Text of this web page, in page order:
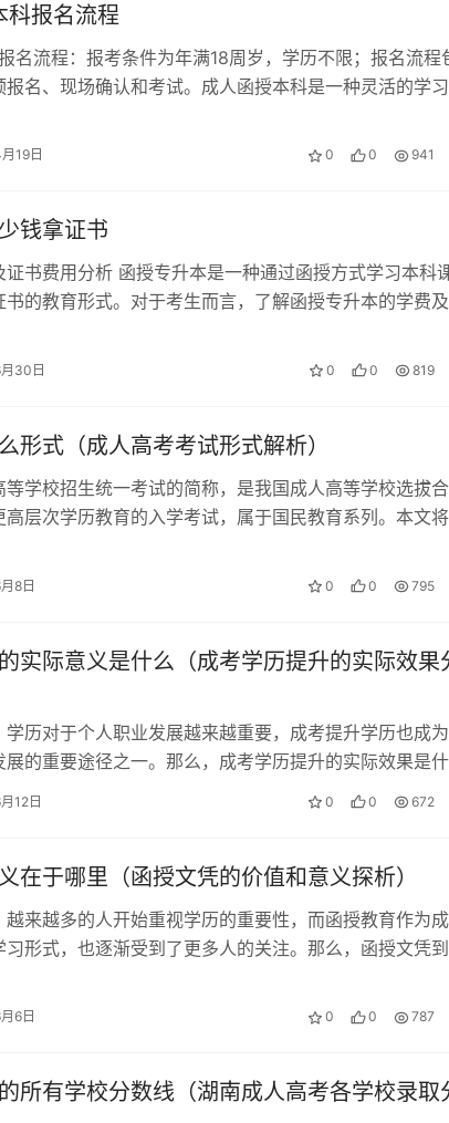
报名流程
名流程：报考条件为年满18周岁，学历不限；报名流程
名、现场确认和考试。成人函授本科是一种灵活的学习
19日 0 0 941
钱拿证书
证书费用分析 函授专升本是一种通过函授方式学习本科
的教育形式。对于考生而言，了解函授专升本的学费及
30日 0 0 819
形式（成人高考考试形式解析）
等学校招生统一考试的简称，是我国成人高等学校选拔
层次学历教育的入学考试，属于国民教育系列。本文将
8日 0 0 795
实际意义是什么（成考学历提升的实际效果
学历对于个人职业发展越来越重要，成考提升学历也成
的重要途径之一。那么，成考学历提升的实际效果是什
度对成考学历提升的实际意义…
12日 0 0 672
在于哪里（函授文凭的价值和意义探析）
越来越多的人开始重视学历的重要性，而函授教育作为
形式，也逐渐受到了更多人的关注。那么，函授文凭到
6日 0 0 787
所有学校分数线（湖南成人高考各学校录取